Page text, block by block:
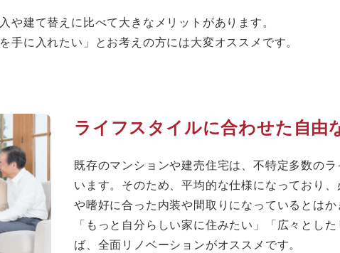
や建て替えに比べて大きなメリットがあります。
手に入れたい」とお考えの方には大変オススメです。
ライフスタイルに合わせた自由
既存のマンションや建売住宅は、不特定多数の
います。そのため、平均的な仕様になっており
や嗜好に合った内装や間取りになっているとはか
「もっと自分らしい家に住みたい」「広々とし
ば、全面リノベーションがオススメです。